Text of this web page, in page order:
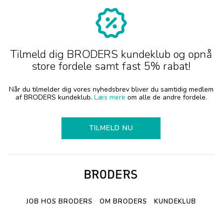
Tilmeld dig BRODERS kundeklub og opnå
store fordele samt fast 5% rabat!
Når du tilmelder dig vores nyhedsbrev bliver du samtidig medlem
af BRODERS kundeklub. Læs mere om alle de andre fordele.
TILMELD NU
JOB HOS BRODERS OM BRODERS
KUNDEKLUB